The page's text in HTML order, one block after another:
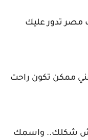
مصر تدور عليك
ممكن تكون راحت
شكلك.. واسمك